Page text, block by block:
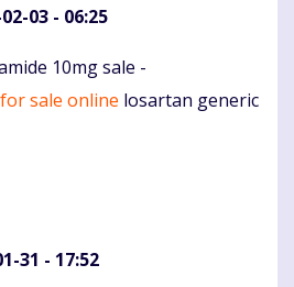
03 - 06:25
10mg sale -
sale online losartan generic
31 - 17:52